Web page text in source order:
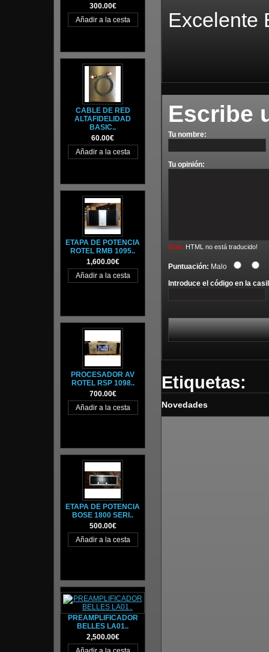
300.00€
CABLE DE RED
ALTAFIDELIDAD
BASIC..
60.00€
ETAPA DE POTENCIA
ROTEL RMB 1095..
1,600.00€
PROCESADOR AV
ROTEL RSP 1098..
700.00€
ETAPA DE POTENCIA
BOSE 1800 SERI..
500.00€
PREAMPLIFICADOR
BELLES LA01..
2,500.00€
Excelente
Escribe
Tu nombre:
Tu opinión:
Nota: HTML no está traducido!
Puntuación: Malo
Introduce el código en la
Etiquetas:
Novedades